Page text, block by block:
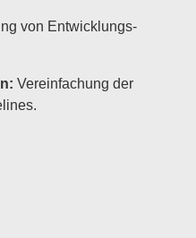
von Entwicklungs-
: Vereinfachung der